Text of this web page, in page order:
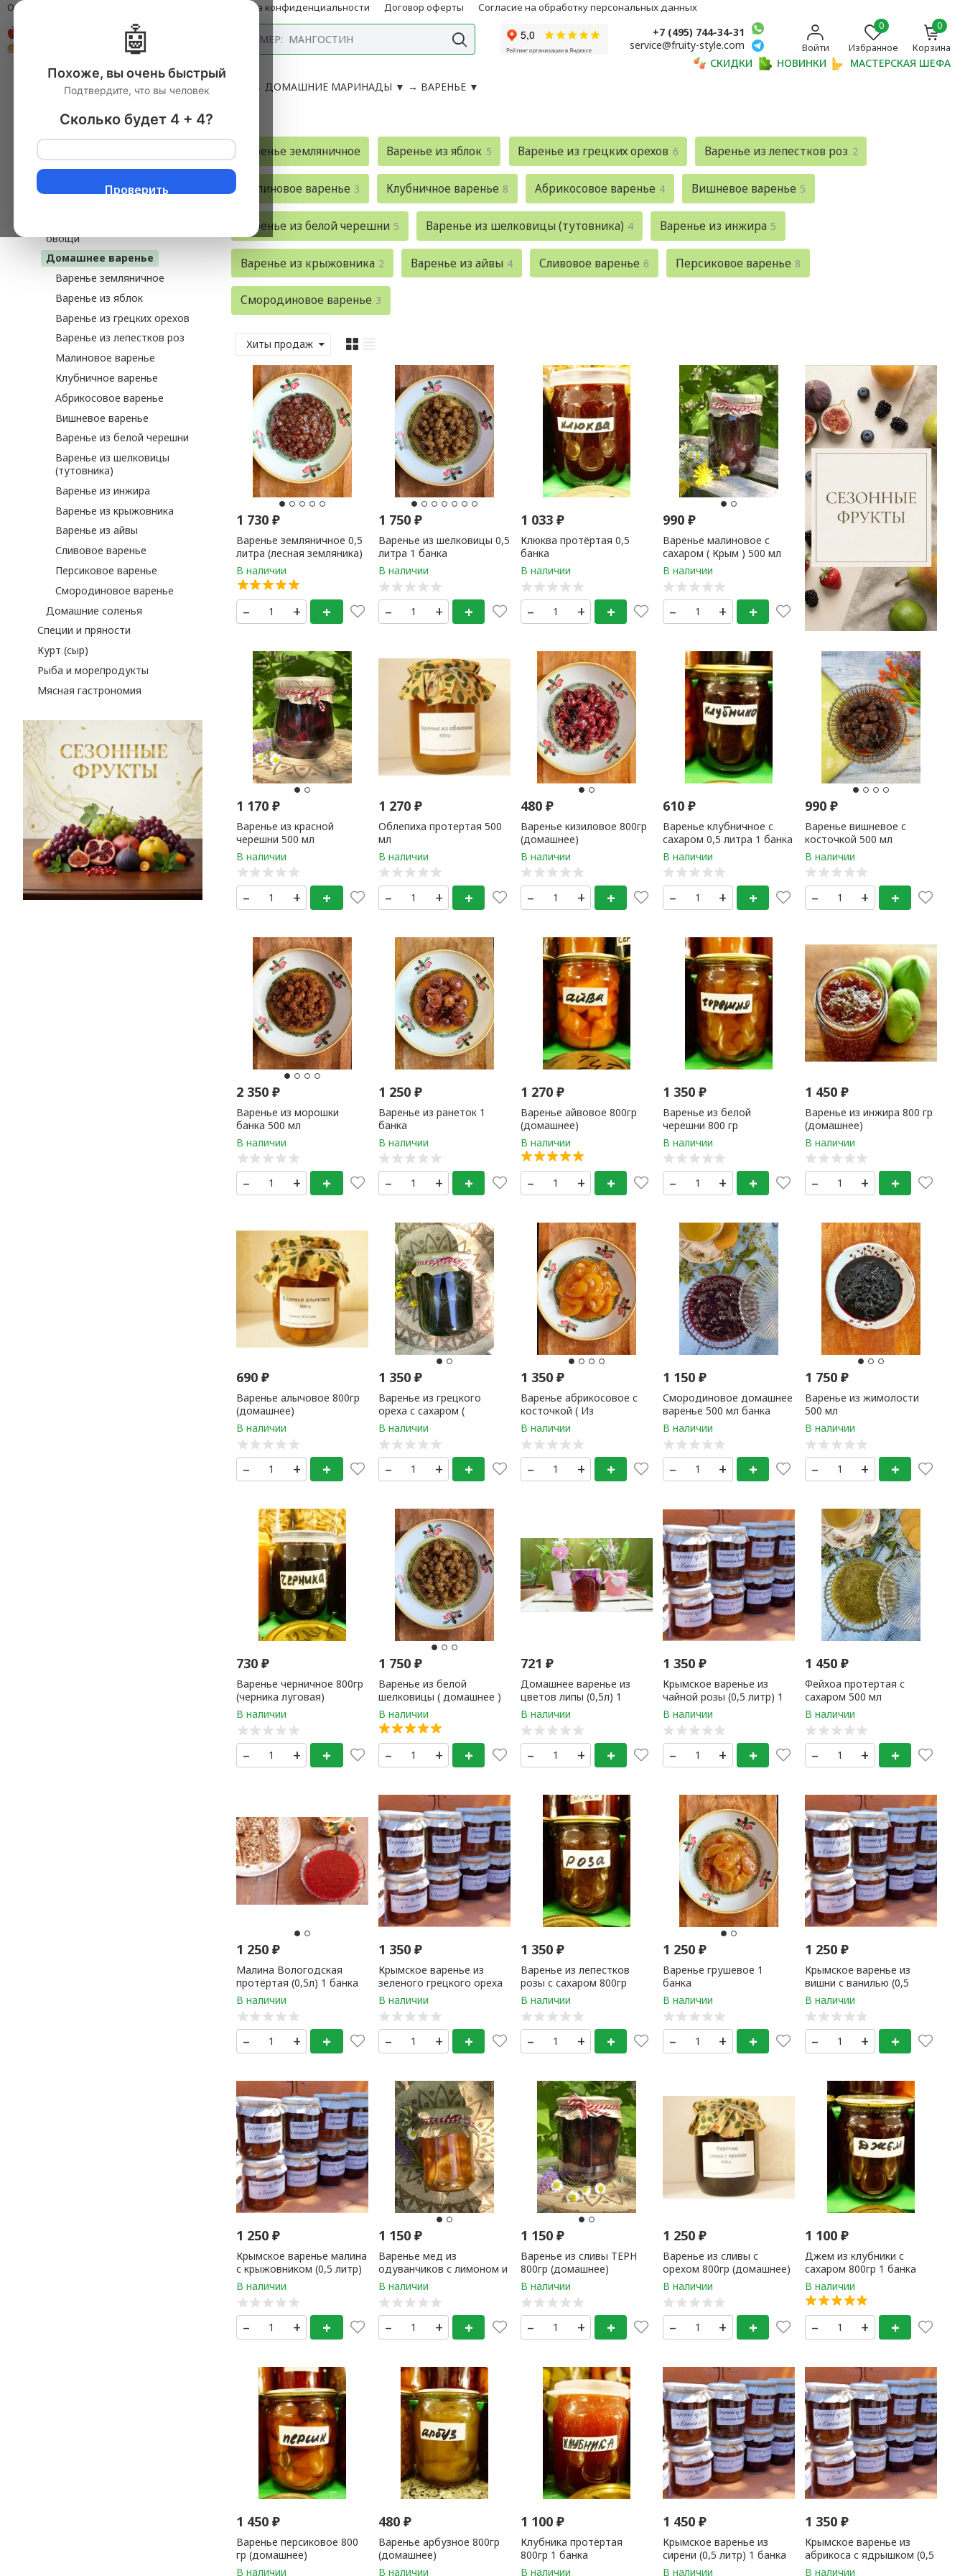
О компании Политика конфиденциальности Договор оферты Согласие на обработку персональных данных
Каталог
+7 (495) 744-34-31
service@fruity-style.com
Войти
0
Избранное
0
Корзина
СКИДКИ НОВИНКИ
МАСТЕРСКАЯ ШЕФА
→ Продукты питания с доставкой → ДОМАШНИЕ МАРИНАДЫ ▼ → ВАРЕНЬЕ ▼
ВАРЕНЬЕ
86 товаров
Продукты питания
Орехи, сухофрукты, цукаты
овощи
Домашнее варенье
Варенье земляничное
Варенье из яблок
Варенье из грецких орехов
Варенье из лепестков роз
Малиновое варенье
Клубничное варенье
Абрикосовое варенье
Вишневое варенье
Варенье из белой черешни
Варенье из шелковицы
(тутовника)
Варенье из инжира
Варенье из крыжовника
Варенье из айвы
Сливовое варенье
Персиковое варенье
Смородиновое варенье
Домашние соленья
Специи и пряности
Курт (сыр)
Рыба и морепродукты
Мясная гастрономия
Варенье земляничное Варенье из яблок 5 Варенье из грецких орехов 6 Варенье из лепестков роз 2
Малиновое варенье 3 Клубничное варенье 8 Абрикосовое варенье 4 Вишневое варенье 5
Варенье из белой черешни 5 Варенье из шелковицы (тутовника) 4 Варенье из инжира 5
Варенье из крыжовника 2 Варенье из айвы 4 Сливовое варенье 6 Персиковое варенье 8
Смородиновое варенье 3
Хиты продаж
1 730₽
Варенье земляничное 0,5
литра (лесная земляника)
1 банка
– + +
1 750₽
Варенье из шелковицы 0,5
литра 1 банка
– + +
1 033₽
Клюква протёртая 0,5
банка
– + +
990 ₽
Варенье малиновое с
сахаром ( Крым ) 500 мл
– + +
1 170₽
Варенье из красной
черешни 500 мл
– + +
1 270₽
Облепиха протертая 500
мл
– + +
480₽
Варенье кизиловое 800гр
(домашнее)
– + +
610 ₽
Варенье клубничное с
сахаром 0,5 литра 1 банка
– + +
990 ₽
Варенье вишневое с
косточкой 500 мл
– + +
2 350₽
Варенье из морошки
банка 500 мл
– + +
1 250₽
Варенье из ранеток 1
банка
– + +
1 270₽
Варенье айвовое 800гр
(домашнее)
– + +
1 350 ₽
Варенье из белой
черешни 800 гр
(домашнее) Молдавия
– + +
1 450 ₽
Варенье из инжира 800 гр
(домашнее)
– + +
690₽
Варенье алычовое 800гр
(домашнее)
– + +
1 350₽
Варенье из грецкого
ореха с сахаром (
домашнее ) 1 банка
– + +
1 350₽
Варенье абрикосовое c
косточкой ( Из
Узбекского абрикоса ) 500
мл 1 банка
– + +
1 150 ₽
Смородиновое домашнее
варенье 500 мл банка
– + +
1 750 ₽
Варенье из жимолости
500 мл
– + +
730₽
Варенье черничное 800гр
(черника луговая)
– + +
1 750₽
Варенье из белой
шелковицы ( домашнее )
500 мл
– + +
721₽
Домашнее варенье из
цветов липы (0,5л) 1
банка
– + +
1 350 ₽
Крымское варенье из
чайной розы (0,5 литр) 1
банка
– + +
1 450 ₽
Фейхоа протертая с
сахаром 500 мл
– + +
1 250₽
Малина Вологодская
протёртая (0,5л) 1 банка
– + +
1 350₽
Крымское варенье из
зеленого грецкого ореха
(0,5 литр) 1 банка
– + +
1 350₽
Варенье из лепестков
розы с сахаром 800гр
(домашнее)
– + +
1 250 ₽
Варенье грушевое 1
банка
– + +
1 250 ₽
Крымское варенье из
вишни с ванилью (0,5
литр) 1 банка
– + +
1 250₽
Крымское варенье малина
с крыжовником (0,5 литр)
1 банка
– + +
1 150₽
Варенье мед из
одуванчиков с лимоном и
апельсином 300 мл
– + +
1 150₽
Варенье из сливы ТЕРН
800гр (домашнее)
– + +
1 250 ₽
Варенье из сливы с
орехом 800гр (домашнее)
– + +
1 100 ₽
Джем из клубники с
сахаром 800гр 1 банка
– + +
1 450₽
Варенье персиковое 800
гр (домашнее)
480₽
Варенье арбузное 800гр
(домашнее)
1 100₽
Клубника протёртая
800гр 1 банка
1 450 ₽
Крымское варенье из
сирени (0,5 литр) 1 банка
1 350 ₽
Крымское варенье из
абрикоса с ядрышком (0,5
литр) 1 банка
🤖
Похоже, вы очень быстрый
Подтвердите, что вы человек
Сколько будет 4 + 4?
Проверить